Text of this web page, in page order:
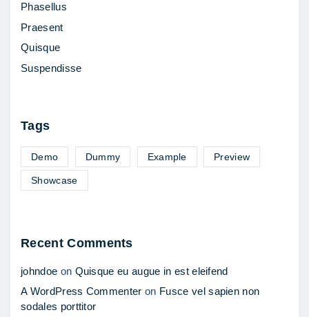
e
Phasellus
Praesent
Quisque
Suspendisse
Tags
Demo Dummy Example Preview
Showcase
Recent Comments
johndoe on Quisque eu augue in est eleifend
A WordPress Commenter on Fusce vel sapien non
sodales porttitor